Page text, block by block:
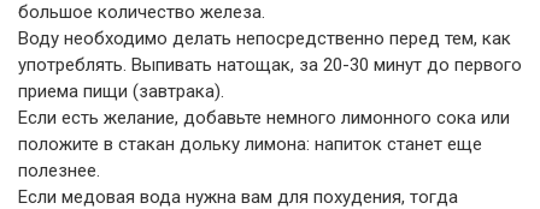
большое количество железа.
Воду необходимо делать непосредственно перед тем, как
употреблять. Выпивать натощак, за 20-30 минут до первого
приема пищи (завтрака).
Если есть желание, добавьте немного лимонного сока или
положите в стакан дольку лимона: напиток станет еще
полезнее.
Если медовая вода нужна вам для похудения, тогда